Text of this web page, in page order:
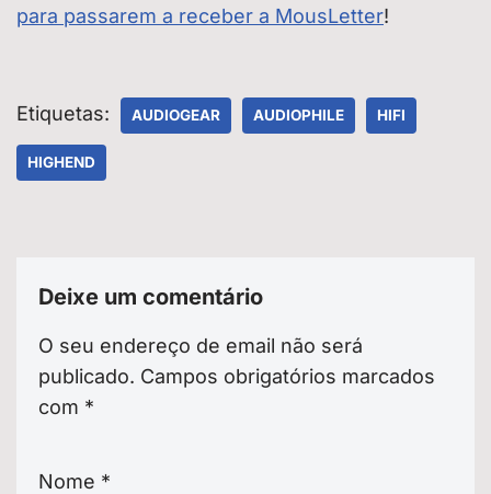
para passarem a receber a MousLetter!
Etiquetas: AUDIOGEAR AUDIOPHILE HIFI
HIGHEND
Deixe um comentário
O seu endereço de email não será
publicado. Campos obrigatórios marcados
com *
Nome *